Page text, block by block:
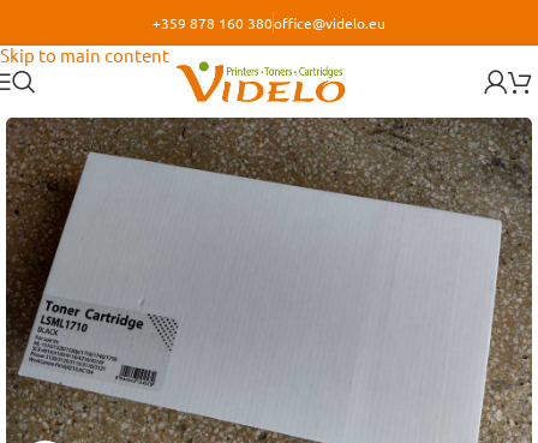
Skip to main content
+359 878 160 380office@videlo.eu